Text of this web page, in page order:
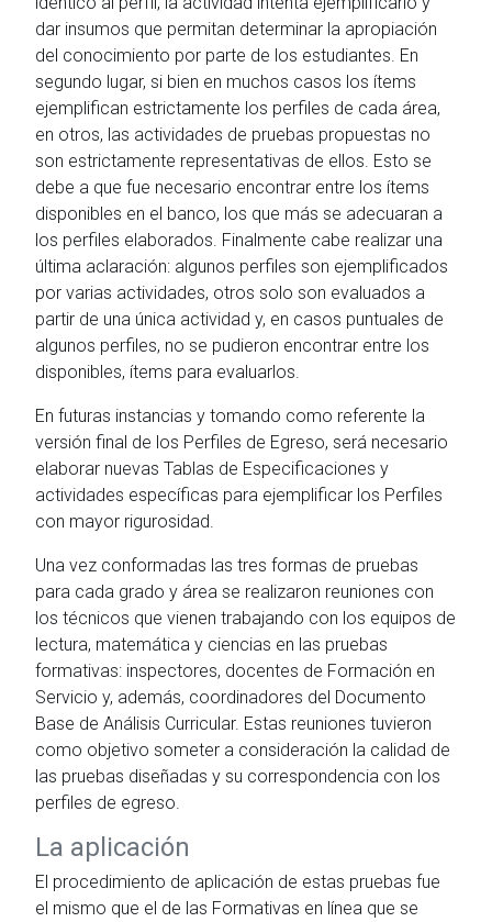
dar insumos que permitan determinar la apropiación
del conocimiento por parte de los estudiantes. En
segundo lugar, si bien en muchos casos los ítems
ejemplifican estrictamente los perfiles de cada área,
en otros, las actividades de pruebas propuestas no
son estrictamente representativas de ellos. Esto se
debe a que fue necesario encontrar entre los ítems
disponibles en el banco, los que más se adecuaran a
los perfiles elaborados. Finalmente cabe realizar una
última aclaración: algunos perfiles son ejemplificados
por varias actividades, otros solo son evaluados a
partir de una única actividad y, en casos puntuales de
algunos perfiles, no se pudieron encontrar entre los
disponibles, ítems para evaluarlos.
En futuras instancias y tomando como referente la
versión final de los Perfiles de Egreso, será necesario
elaborar nuevas Tablas de Especificaciones y
actividades específicas para ejemplificar los Perfiles
con mayor rigurosidad.
Una vez conformadas las tres formas de pruebas
para cada grado y área se realizaron reuniones con
los técnicos que vienen trabajando con los equipos de
lectura, matemática y ciencias en las pruebas
formativas: inspectores, docentes de Formación en
Servicio y, además, coordinadores del Documento
Base de Análisis Curricular. Estas reuniones tuvieron
como objetivo someter a consideración la calidad de
las pruebas diseñadas y su correspondencia con los
perfiles de egreso.
La aplicación
El procedimiento de aplicación de estas pruebas fue
el mismo que el de las Formativas en línea que se